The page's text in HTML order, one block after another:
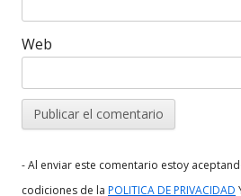
Web
- Al enviar este comentario estoy
codiciones de la POLITICA DE PRIVACIDAD